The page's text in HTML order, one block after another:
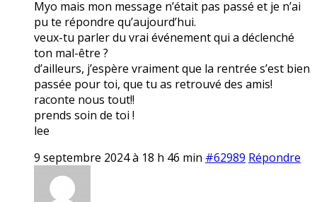
Myo mais mon message n’était pas passé et je n’ai
pu te répondre qu’aujourd’hui.
veux-tu parler du vrai événement qui a déclenché
ton mal-être ?
d’ailleurs, j’espère vraiment que la rentrée s’est bien
passée pour toi, que tu as retrouvé des amis!
raconte nous tout!!
prends soin de toi !
lee
9 septembre 2024 à 18 h 46 min #62989 Répondre